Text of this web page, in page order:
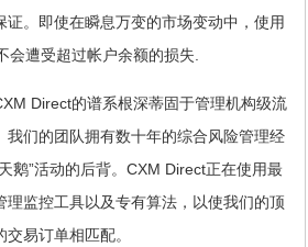
证。即使在瞬息万变的市场变动中，使用
会遭受超过帐户余额的损失.
Direct的谱系根深蒂固于管理机构级流
我们的团队拥有数十年的综合风险管理经
鹅”活动的后背。CXM Direct正在使用最
理监控工具以及专有算法，以使我们的顶
易订单相匹配。